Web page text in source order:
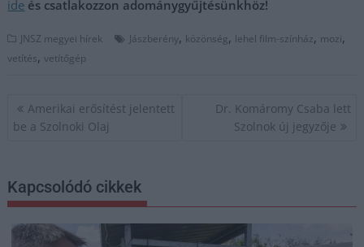
ide és csatlakozzon adománygyűjtésünkhöz!
JNSZ megyei hírek Jászberény, közönség, lehel film-színház, mozi,
vetítés,vetítőgép
Bejegyzés
navigáció
Amerikai erősítést jelentett
be a Szolnoki Olaj
Dr. Komáromy Csaba lett
Szolnok új jegyzője
Kapcsolódó cikkek